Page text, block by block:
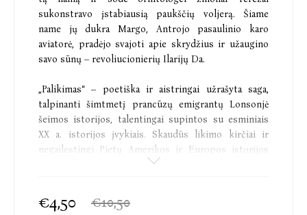
sukonstravo įstabiausią paukščių voljerą. Šiame
name jų dukra Margo, Antrojo pasaulinio karo
aviatorė, pradėjo svajoti apie skrydžius ir užaugino
savo sūnų – revoliucionierių Ilarijų Da.
„Palikimas“ – poetiška ir aistringai užrašyta saga,
talpinanti šimtmetį prancūzų emigrantų Lonsonjė
šeimos istorijos, talentingai supintos su esminiais
XX a. istorijos įvykiais. Skaudūs likimo kirčiai ir
negailestingi Pietų Amerikos ir Europos istorijos
gūsiai atskleidžia šeimos tvirtumą ir išmintį,
€4,50 €10,50